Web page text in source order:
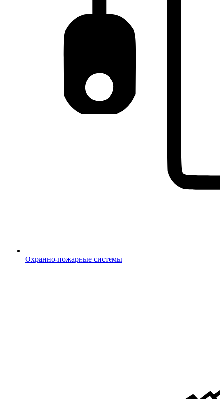
Охранно-пожарные системы